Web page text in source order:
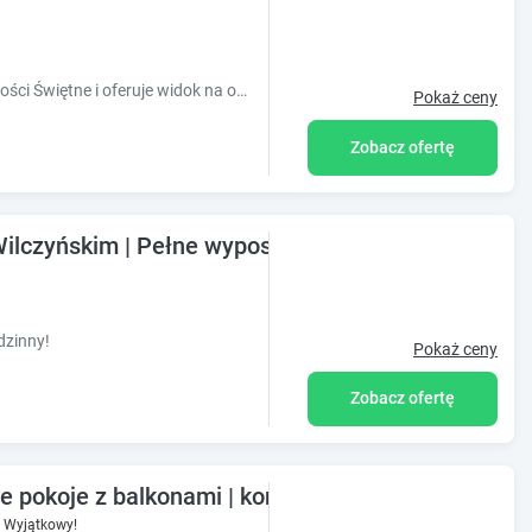
Obiekt Zacisze położony jest w miejscowości Świętne i oferuje widok na ogród. Pokaż ceny
Zobacz ofertę
| Pełne wyposażenie | Doskonałe dla
Pokaż ceny
Zobacz ofertę
z balkonami | konie, łąka, staw, sad
Wyjątkowy!